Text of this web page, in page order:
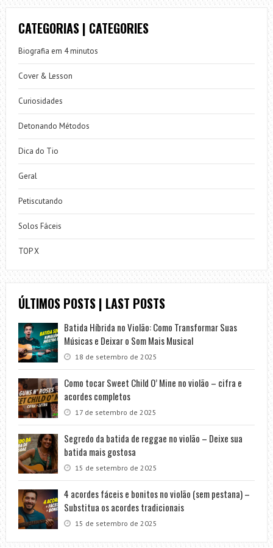
CATEGORIAS | CATEGORIES
Biografia em 4 minutos
Cover & Lesson
Curiosidades
Detonando Métodos
Dica do Tio
Geral
Petiscutando
Solos Fáceis
TOP X
ÚLTIMOS POSTS | LAST POSTS
Batida Híbrida no Violão: Como Transformar Suas
Músicas e Deixar o Som Mais Musical
18 de setembro de 2025
Como tocar Sweet Child O’ Mine no violão – cifra e
acordes completos
17 de setembro de 2025
Segredo da batida de reggae no violão – Deixe sua
batida mais gostosa
15 de setembro de 2025
4 acordes fáceis e bonitos no violão (sem pestana) –
Substitua os acordes tradicionais
15 de setembro de 2025